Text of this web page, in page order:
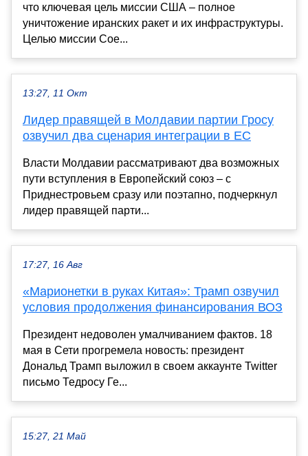
что ключевая цель миссии США – полное
уничтожение иранских ракет и их инфраструктуры.
Целью миссии Сое...
13:27, 11 Окт
Лидер правящей в Молдавии партии Гросу
озвучил два сценария интеграции в ЕС
Власти Молдавии рассматривают два возможных
пути вступления в Европейский союз – с
Приднестровьем сразу или поэтапно, подчеркнул
лидер правящей парти...
17:27, 16 Авг
«Марионетки в руках Китая»: Трамп озвучил
условия продолжения финансирования ВОЗ
Президент недоволен умалчиванием фактов. 18
мая в Сети прогремела новость: президент
Дональд Трамп выложил в своем аккаунте Twitter
письмо Тедросу Ге...
15:27, 21 Май